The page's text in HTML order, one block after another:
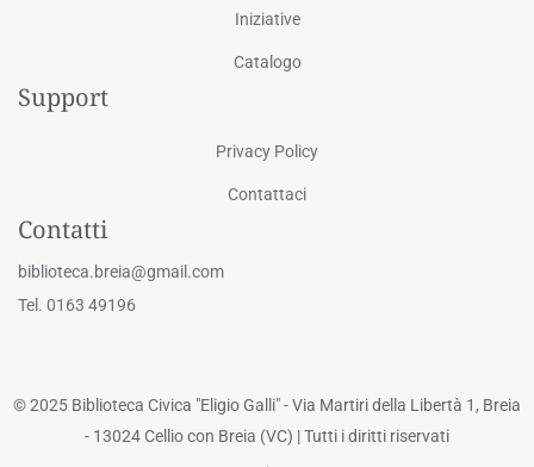
Iniziative
Catalogo
Support
Privacy Policy
Contattaci
Contatti
biblioteca.breia@gmail.com
Tel. 0163 49196
© 2025 Biblioteca Civica "Eligio Galli" - Via Martiri della Libertà 1, Breia
- 13024 Cellio con Breia (VC) | Tutti i diritti riservati